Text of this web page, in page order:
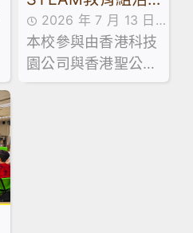
速成」課程。
動：「少年創科探
索家」計劃 – 到校
講座及AI嘉年華
2026 年 7 月 13 日
活動花絮
本校參與由香港科技
園公司與香港聖公會
教育服務部合辦的「